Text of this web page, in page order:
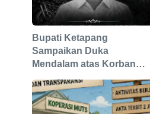
Bupati Ketapang
Sampaikan Duka
Mendalam atas Korban
Pelang, Ajak Masyarakat
Perkuat Pencegahan